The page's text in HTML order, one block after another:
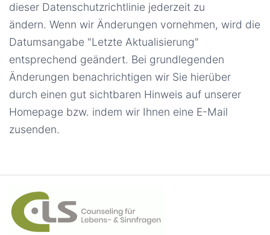
dieser Datenschutzrichtlinie jederzeit zu
ändern. Wenn wir Änderungen vornehmen, wird die
Datumsangabe "Letzte Aktualisierung"
entsprechend geändert. Bei grundlegenden
Änderungen benachrichtigen wir Sie hierüber
durch einen gut sichtbaren Hinweis auf unserer
Homepage bzw. indem wir Ihnen eine E-Mail
zusenden.